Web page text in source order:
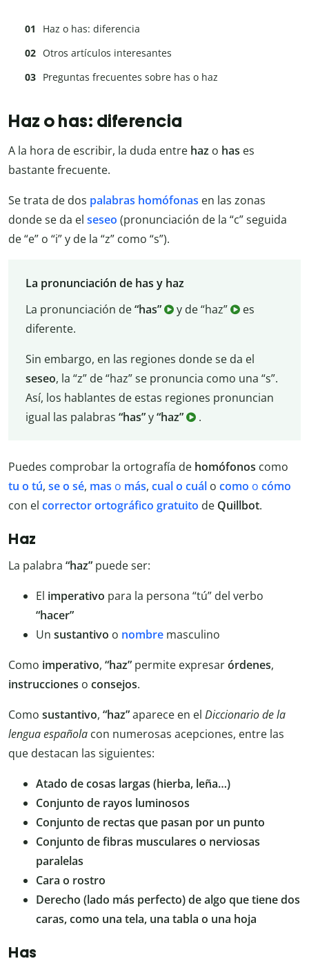
Haz o has: diferencia
Otros artículos interesantes
Preguntas frecuentes sobre has o haz
Haz o has: diferencia
A la hora de escribir, la duda entre haz o has es
bastante frecuente.
Se trata de dos palabras homófonas en las zonas
donde se da el seseo (pronunciación de la “c” seguida
de “e” o “i” y de la “z” como “s”).
La pronunciación de has y haz
La pronunciación de“has” y de “haz”
es
diferente.
Sin embargo, en las regiones donde se da el
seseo, la “z” de “haz” se pronuncia como una “s”.
Así, los hablantes de estas regiones pronuncian
igual las palabras “has”y“haz” .
Puedes comprobar la ortografía de homófonos como
tu o tú, se o sé, mas o más, cual o cuál o como o cómo
con el corrector ortográfico gratuito de Quillbot.
Haz
La palabra “haz” puede ser:
El imperativo para la persona “tú” del verbo
“hacer”
Un sustantivo o nombre masculino
Como imperativo, “haz” permite expresarórdenes,
instrucciones o consejos.
Como sustantivo, “haz”aparece en el Diccionario de la
lengua española con numerosas acepciones, entre las
que destacan las siguientes:
Atado de cosas largas (hierba, leña…)
Conjunto de rayos luminosos
Conjunto de rectas que pasan por un punto
Conjunto de fibras musculares o nerviosas
paralelas
Cara o rostro
Derecho (lado más perfecto) de algo que tiene dos
caras, como una tela, una tabla o una hoja
Has